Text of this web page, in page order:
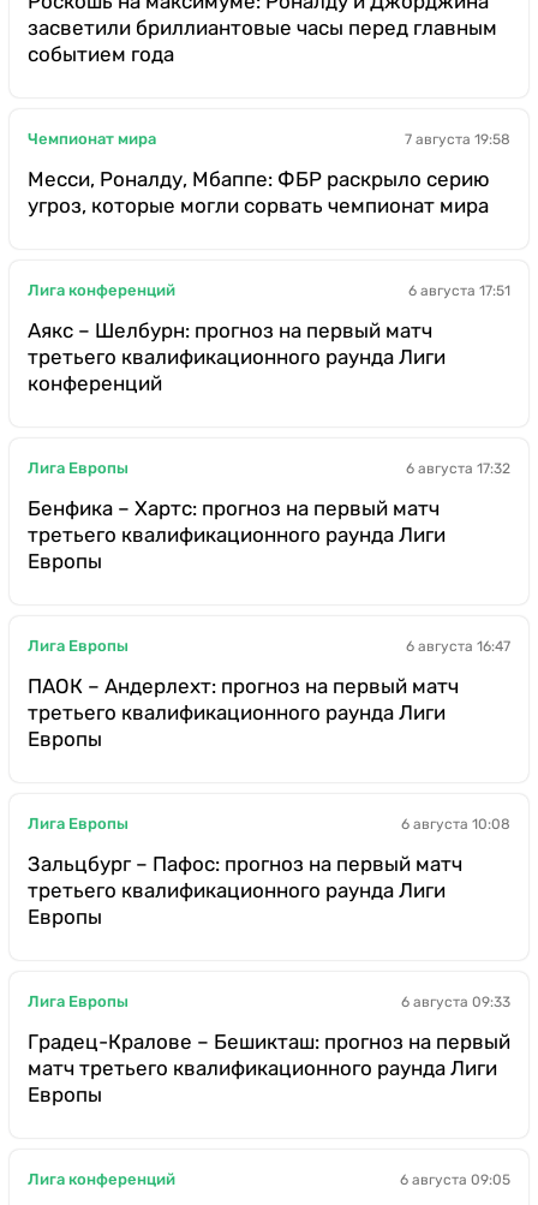
засветили бриллиантовые часы перед главным
событием года
Чемпионат мира 7 августа 19:58
Месси, Роналду, Мбаппе: ФБР раскрыло серию
угроз, которые могли сорвать чемпионат мира
Лига конференций 6 августа 17:51
Аякс – Шелбурн: прогноз на первый матч
третьего квалификационного раунда Лиги
конференций
Лига Европы 6 августа 17:32
Бенфика – Хартс: прогноз на первый матч
третьего квалификационного раунда Лиги
Европы
Лига Европы 6 августа 16:47
ПАОК – Андерлехт: прогноз на первый матч
третьего квалификационного раунда Лиги
Европы
Лига Европы 6 августа 10:08
Зальцбург – Пафос: прогноз на первый матч
третьего квалификационного раунда Лиги
Европы
Лига Европы 6 августа 09:33
Градец-Кралове – Бешикташ: прогноз на первый
матч третьего квалификационного раунда Лиги
Европы
Лига конференций 6 августа 09:05